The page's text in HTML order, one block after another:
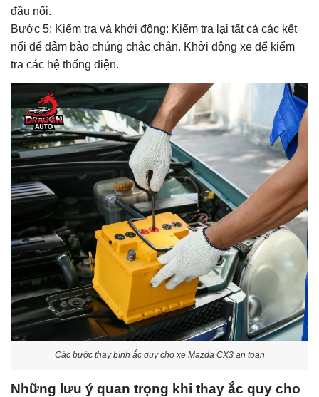
đầu nối.
Bước 5: Kiểm tra và khởi động: Kiểm tra lại tất cả các kết
nối để đảm bảo chúng chắc chắn. Khởi động xe để kiểm
tra các hệ thống điện.
Các bước thay bình ắc quy cho xe Mazda CX3 an toàn
Những lưu ý quan trọng khi thay ắc quy cho